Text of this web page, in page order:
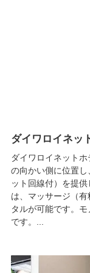
ダイワロイネッ
ダイワロイネット
の向かい側に位置
ット回線付）を提
は、マッサージ（
タルが可能です。
です。...